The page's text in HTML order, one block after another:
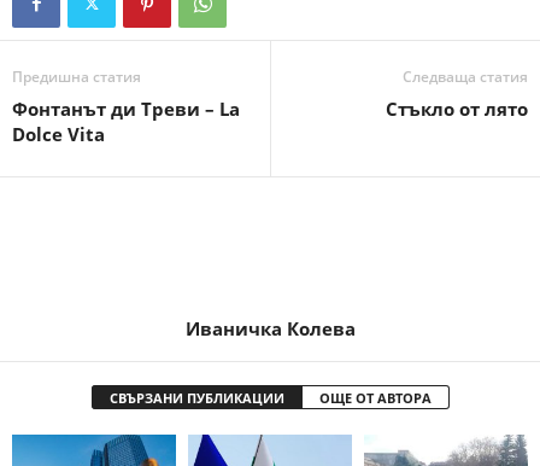
Предишна статия
Фонтанът ди Треви – La
Dolce Vita
Следваща статия
Стъкло от лято
Иваничка Колева
СВЪРЗАНИ ПУБЛИКАЦИИ ОЩЕ ОТ АВТОРА